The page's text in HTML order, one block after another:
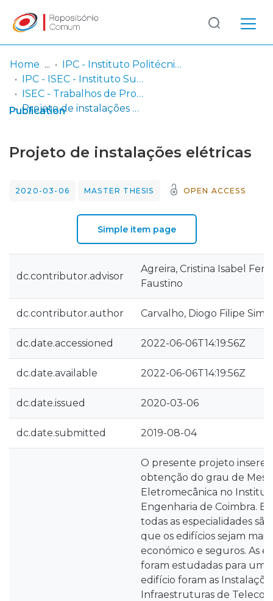
Communities
& Collections
Entities
Statistics
Log
In
(current)
Home
IPC - Instituto Politécnico de Coimbra
IPC - ISEC - Instituto Superior de Engenharia de Coimbra
ISEC - Trabalhos de Projeto | Relatórios de Estágio | Projetos de Investigação
Projeto de instalações elétricas
Publication
Projeto de instalações elétricas
2020-03-06 MASTER THESIS OPEN ACCESS
Simple item page
dc.contributor.advisor
Agreira, Cristina Isabel
Faustino
dc.contributor.author Carvalho, Diogo Filipe
dc.date.accessioned 2022-06-06T14:19:56Z
dc.date.available 2022-06-06T14:19:56Z
dc.date.issued 2020-03-06
dc.date.submitted 2019-08-04
O presente projeto insere-
obtenção do grau de
Eletromecânica no
Engenharia de Coimbra.
todas as especialidades
que os edifícios sejam mais
económico e seguros. As
foram estudadas para um
edifício foram as
Infraestruturas de